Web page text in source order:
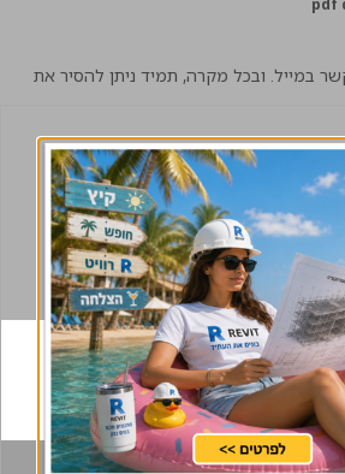
במייל. ובכל מקרה, תמיד ניתן להסיר את